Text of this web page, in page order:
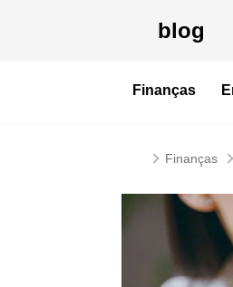
Finanças
blog
Finanças